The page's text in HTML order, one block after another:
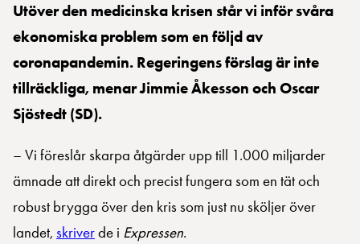
Utöver den medicinska krisen står vi inför svåra
ekonomiska problem som en följd av
coronapandemin. Regeringens förslag är inte
tillräckliga, menar Jimmie Åkesson och Oscar
Sjöstedt (SD).
– Vi föreslår skarpa åtgärder upp till 1.000 miljarder
ämnade att direkt och precist fungera som en tät och
robust brygga över den kris som just nu sköljer över
landet, skriverde i Expressen.